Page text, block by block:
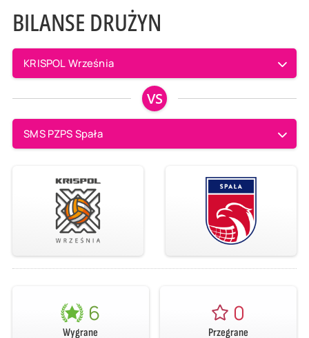
BILANSE DRUŻYN
KRISPOL Września
VS
SMS PZPS Spała
6
Wygrane
0
Przegrane